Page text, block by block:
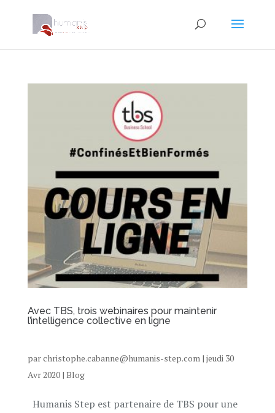
Avec TBS, trois webinaires pour maintenir
l’intelligence collective en ligne
parchristophe.cabanne@humanis-step.com| jeudi 30
Avr 2020| Blog
Humanis Step est partenaire de TBS pour une